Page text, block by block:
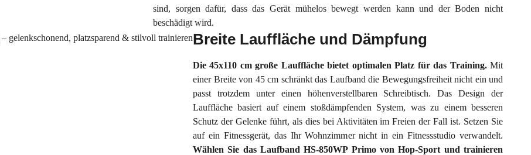
sind, sorgen dafür, dass das Gerät mühelos bewegt werden kann und der Boden nicht
beschädigt wird.
Breite Lauffläche und Dämpfung
Die 45x110 cm große Lauffläche bietet optimalen Platz für das Training. Mit
einer Breite von 45 cm schränkt das Laufband die Bewegungsfreiheit nicht ein und
passt trotzdem unter einen höhenverstellbaren Schreibtisch. Das Design der
Lauffläche basiert auf einem stoßdämpfenden System, was zu einem besseren
Schutz der Gelenke führt, als dies bei Aktivitäten im Freien der Fall ist. Setzen Sie
auf ein Fitnessgerät, das Ihr Wohnzimmer nicht in ein Fitnessstudio verwandelt.
Wählen Sie das Laufband HS-850WP Primo von Hop-Sport und trainieren